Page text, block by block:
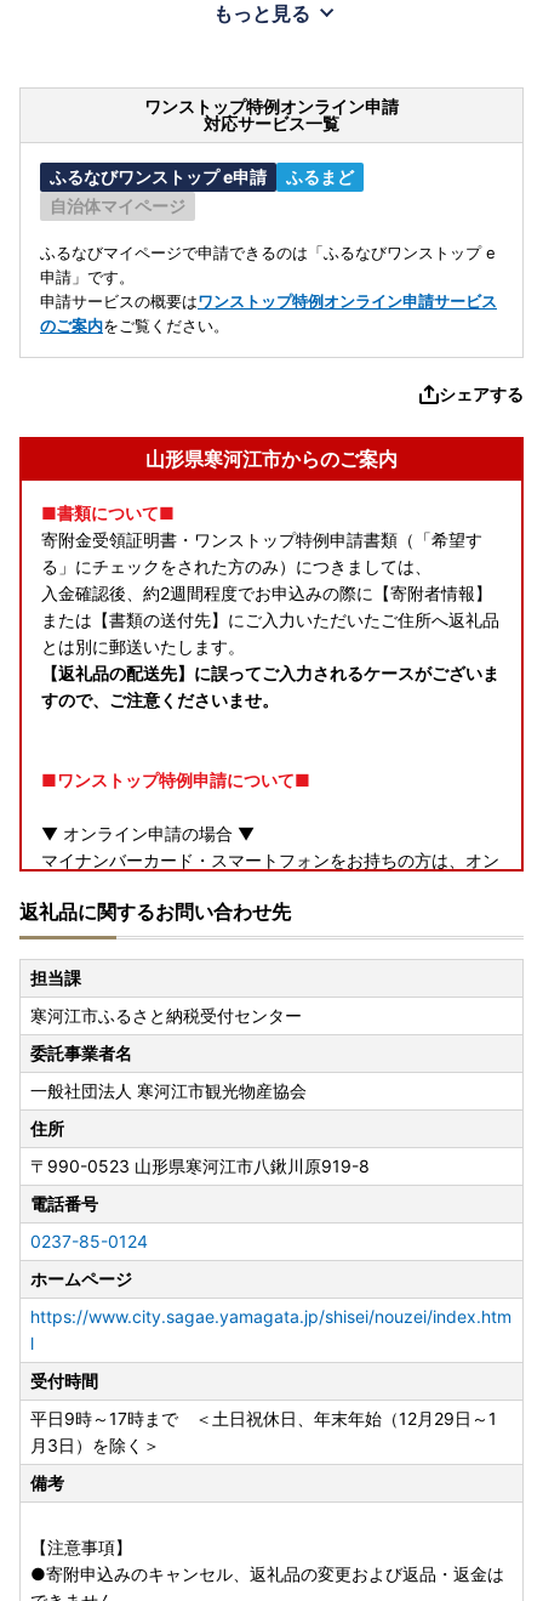
もっと見る
ワンストップ特例オンライン申請
対応サービス一覧
ふるなびワンストップ e申請
ふるまど
自治体マイページ
ふるなびマイページで申請できるのは「ふるなびワンストップ e
申請」です。
申請サービスの概要はワンストップ特例オンライン申請サービス
のご案内をご覧ください。
シェアする
山形県寒河江市からのご案内
■書類について■
寄附金受領証明書・ワンストップ特例申請書類（「希望す
る」にチェックをされた方のみ）につきましては、
入金確認後、約2週間程度でお申込みの際に【寄附者情報】
または【書類の送付先】にご入力いただいたご住所へ返礼品
とは別に郵送いたします。
【返礼品の配送先】に誤ってご入力されるケースがございま
すので、ご注意くださいませ。
■ワンストップ特例申請について■
▼ オンライン申請の場合 ▼
マイナンバーカード・スマートフォンをお持ちの方は、オン
＜ふるなびマイページからの申請＞
「e-NINSHO」アプリを使用します。
【ワンストップ特例オンライン申請（e-NINSHO）の申請手
順】
＜ふるまどからの申請＞
公的個人認証アプリ「IAM」を使用します。
ふるさと納税総合窓口「ふるまど」
※オンライン申請が受理している場合は、ワンストップ申請
書のご返送は不要です。
▼ 紙の申請書を郵送の場合 ▼
申請書は必要情報を記載の上、添付書類とともに寄附の翌年
＜ワンストップ特例申請書の送付先＞
〒990-0523
山形県寒河江市八鍬河原919-8
寒河江市ふるさと納税受付センター
寒河江市からお送りする申請書には、お申込みの際に【寄附
者情報】にご入力いただいた氏名・ご住所等の情報が印字さ
返礼品に関するお問い合わせ先
担当課
寒河江市ふるさと納税受付センター
委託事業者名
一般社団法人 寒河江市観光物産協会
住所
〒990-0523 山形県寒河江市八鍬川原919-8
電話番号
0237-85-0124
ホームページ
https://www.city.sagae.yamagata.jp/shisei/nouzei/index.htm
l
受付時間
平日9時～17時まで ＜土日祝休日、年末年始（12月29日～1
月3日）を除く＞
備考
【注意事項】
●寄附申込みのキャンセル、返礼品の変更および返品・返金は